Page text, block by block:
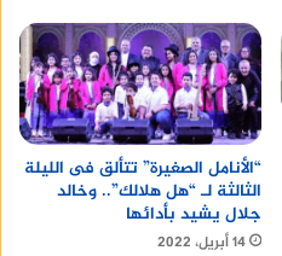
“الأنامل الصغيرة” تتألق فى الليلة
الثالثة لـ “هل هلالك”.. وخالد
جلال يشيد بأدائها
14 أبريل، 2022